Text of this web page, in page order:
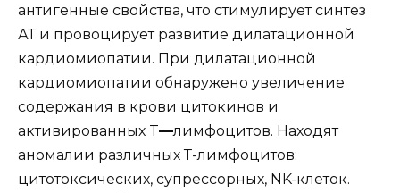
антигенные свойства, что стимулирует синтез
АТ и провоцирует развитие дилатационной
кардиомиопатии. При дилатационной
кардиомиопатии обнаружено увеличение
содержания в крови цитокинов и
активированных T—лимфоцитов. Находят
аномалии различных Т-лимфоцитов:
цитотоксических, супрессорных, NK-клеток.